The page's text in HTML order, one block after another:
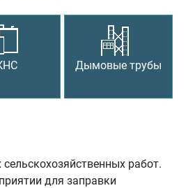
Дымовые трубы
работ.
для заправки